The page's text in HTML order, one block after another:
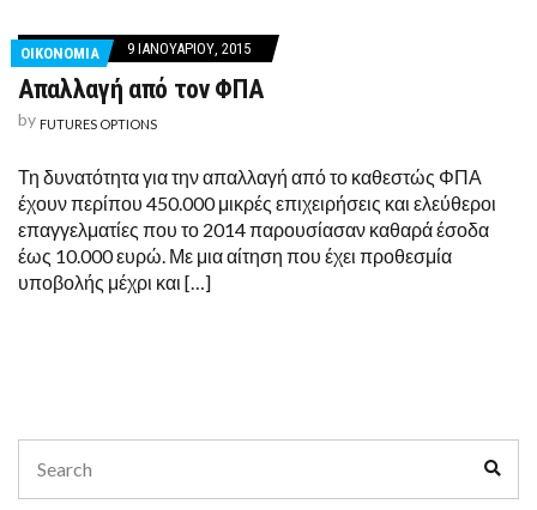
ΟΙΚΟΝΟΜΙΑ 9 ΙΑΝΟΥΑΡΊΟΥ, 2015
Απαλλαγή από τον ΦΠΑ
by FUTURES OPTIONS
Τη δυνατότητα για την απαλλαγή από το καθεστώς ΦΠΑ
έχουν περίπου 450.000 μικρές επιχειρήσεις και ελεύθεροι
επαγγελματίες που το 2014 παρουσίασαν καθαρά έσοδα
έως 10.000 ευρώ. Με μια αίτηση που έχει προθεσμία
υποβολής μέχρι και […]
for: